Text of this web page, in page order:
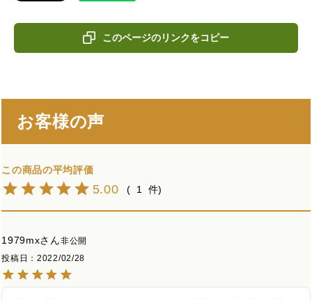
このページのリンクをコピー
お客様の声
5.00 1
1979mx
非公開
投稿日
2022/02/28